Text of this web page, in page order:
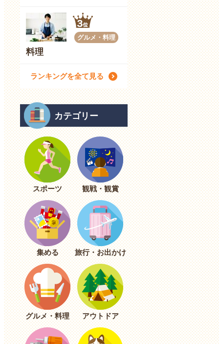
グルメ・料理
料理
ランキングを全て見る
カテゴリー
スポーツ 観戦・観賞
集める 旅行・お出かけ
グルメ・料理 アウトドア